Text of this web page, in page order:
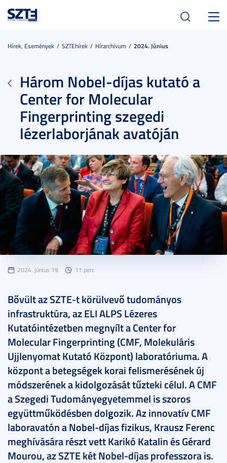
Hírek, Események SZTEhírek Hírarchívum 2024. Június
Három Nobel-díjas kutató a
Center for Molecular
Fingerprinting szegedi
lézerlaborjának avatóján
2024. június 19. 11 perc
Bővült az SZTE-t körülvevő tudományos
infrastruktúra, az ELI ALPS Lézeres
Kutatóintézetben megnyílt a Center for
Molecular Fingerprinting (CMF, Molekuláris
Ujjlenyomat Kutató Központ) laboratóriuma. A
központ a betegségek korai felismerésének új
módszerének a kidolgozását tűzteki célul. A CMF
a Szegedi Tudományegyetemmel is szoros
együttműködésben dolgozik. Az innovatív CMF
laboravatón a Nobel-díjas fizikus, Krausz Ferenc
meghívására részt vett Karikó Katalin és Gérard
Mourou, az SZTE két Nobel-díjas professzora is.